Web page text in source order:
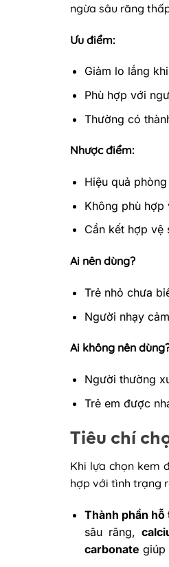
ngừa sâu răng
Ưu điểm:
Giảm lo lắng
Phù hợp với
Thường có
Nhược điểm:
Hiệu quả
Không phù
Cần kết hợp vệ
Ai nên dùng?
Trẻ nhỏ chưa
Người nhạy
Ai không nên
Người thường
Trẻ em được
Tiêu chí
Khi lựa chọn kem
hợp với tình trạng
Thành phần
sâu răng,
carbonate giúp